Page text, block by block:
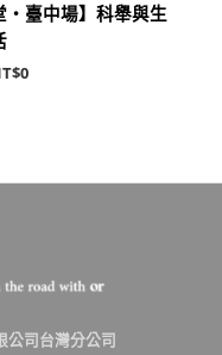
‧臺中場】科舉與生
0
公司台灣分公司